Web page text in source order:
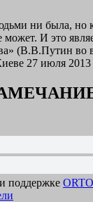
ни была, но
может. И это
(В.В.Путин во
27 июля 2013
поддержке